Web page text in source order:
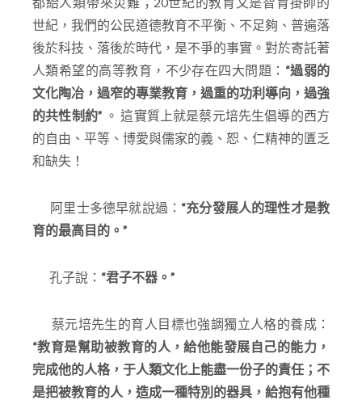
世紀，我們的公民道德教育不平衡、不足夠、普遍落
後於科技、落後於時代，是不爭的事實。對於寄託著
人類希望的高等教育，不少存在四大問題： “過弱的
文化陶冶，過窄的專業教育，過重的功利導向，過強
的共性制約” 。 這實質上就是蔡元培先生倡導的西方
的自由、平等、博愛與儒家的義、恕、仁精神的匱乏
和缺失！
阿里士多德早就說過： “充分發展人的理性才是教
育的最高目的。”
孔子說： “君子不器。”
蔡元培先生的育人目標也強調獨立人格的養成：
“教育是幫助被教育的人，給他能發展自己的能力，
完成他的人格，于人類文化上能盡一份子的責任；不
是把被教育的人，造成一種特別的器具，給抱有他種